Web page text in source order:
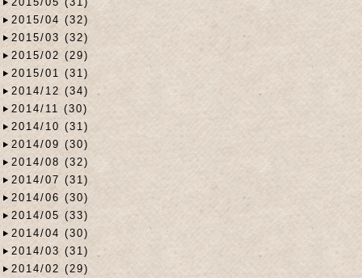
2015/04 (32)
2015/03 (32)
2015/02 (29)
2015/01 (31)
2014/12 (34)
2014/11 (30)
2014/10 (31)
2014/09 (30)
2014/08 (32)
2014/07 (31)
2014/06 (30)
2014/05 (33)
2014/04 (30)
2014/03 (31)
2014/02 (29)